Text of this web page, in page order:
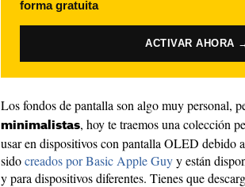
forma gratuita
ACTIVAR AHORA
Los fondos de pantalla son algo muy personal,
minimalistas, hoy te traemos una colección
usar en dispositivos con pantalla OLED debido
sidocreados por Basic Apple Guyy están
y para dispositivos diferentes. Tienes que